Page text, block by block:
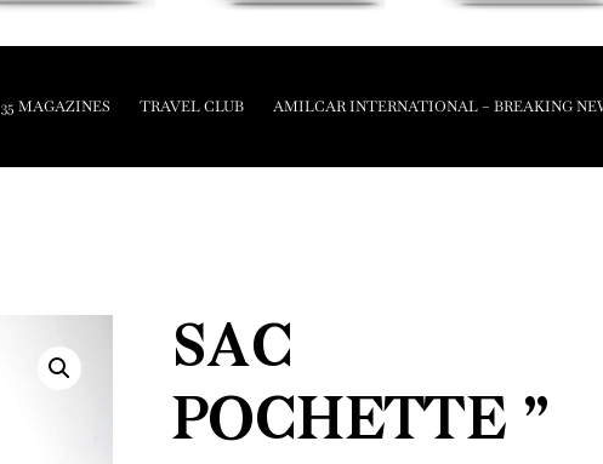
35 MAGAZINES TRAVEL CLUB AMILCAR INTERNATIONAL – BREAKING
SAC
POCHETTE ”